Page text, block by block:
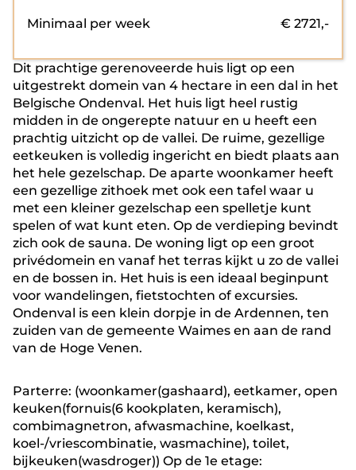
Minimaal per week € 2721,-
Dit prachtige gerenoveerde huis ligt op een
uitgestrekt domein van 4 hectare in een dal in het
Belgische Ondenval. Het huis ligt heel rustig
midden in de ongerepte natuur en u heeft een
prachtig uitzicht op de vallei. De ruime, gezellige
eetkeuken is volledig ingericht en biedt plaats aan
het hele gezelschap. De aparte woonkamer heeft
een gezellige zithoek met ook een tafel waar u
met een kleiner gezelschap een spelletje kunt
spelen of wat kunt eten. Op de verdieping bevindt
zich ook de sauna. De woning ligt op een groot
privédomein en vanaf het terras kijkt u zo de vallei
en de bossen in. Het huis is een ideaal beginpunt
voor wandelingen, fietstochten of excursies.
Ondenval is een klein dorpje in de Ardennen, ten
zuiden van de gemeente Waimes en aan de rand
van de Hoge Venen.
Parterre: (woonkamer(gashaard), eetkamer, open
keuken(fornuis(6 kookplaten, keramisch),
combimagnetron, afwasmachine, koelkast,
koel-/vriescombinatie, wasmachine), toilet,
bijkeuken(wasdroger)) Op de 1e etage: